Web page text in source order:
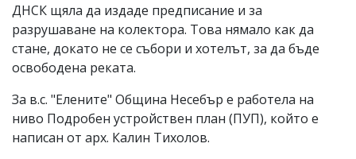
ДНСК щяла да издаде предписание и за
разрушаване на колектора. Това нямало как да
стане, докато не се събори и хотелът, за да бъде
освободена реката.
За в.с. "Елените" Община Несебър е работела на
ниво Подробен устройствен план (ПУП), който е
написан от арх. Калин Тихолов.